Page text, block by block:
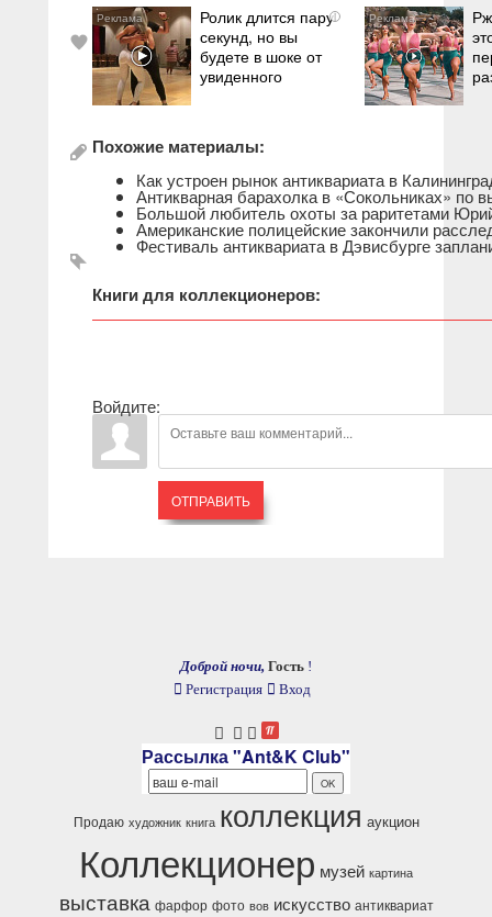
i
Ролик длится пару
секунд, но вы
будете в шоке от
увиденного
Похожие материалы:
Как устроен рынок антиквариата в
Антикварная барахолка в «Сокольниках» по
Большой любитель охоты за раритетами
Американские полицейские закончили
Фестиваль антиквариата в Дэвисбурге
Книги для коллекционеров:
Войдите:
ОТПРАВИТЬ
Доброй ночи, Гость !
Регистрация
Вход
Рассылка "Ant&K Club"
Продаю художник книга коллекция аукцион
Коллекционер музей картина
выставка фарфор фото вов искусство антиквариат